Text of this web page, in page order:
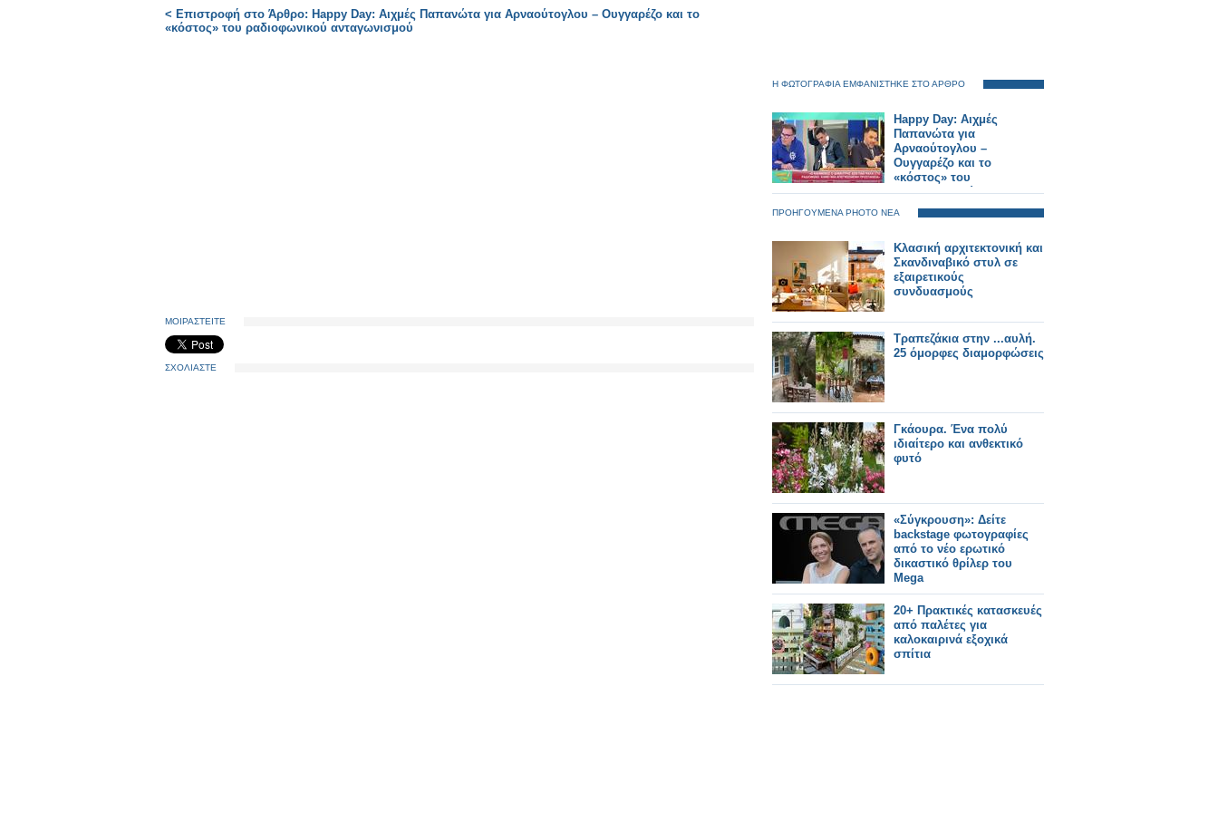
< Επιστροφή στο Άρθρο: Happy Day: Αιχμές Παπανώτα για Αρναούτογλου – Ουγγαρέζο και το
«κόστος» του ραδιοφωνικού ανταγωνισμού
ΜΟΙΡΑΣΤΕΙΤΕ
ΣΧΟΛΙΑΣΤΕ
Η ΦΩΤΟΓΡΑΦΙΑ ΕΜΦΑΝΙΣΤΗΚΕ ΣΤΟ ΑΡΘΡΟ
Happy Day: Αιχμές
Παπανώτα για
Αρναούτογλου –
Ουγγαρέζο και το
«κόστος» του
ραδιοφωνικού
ανταγωνισμού
ΠΡΟΗΓΟΥΜΕΝΑ PHOTO ΝΕΑ
Κλασική αρχιτεκτονική και
Σκανδιναβικό στυλ σε
εξαιρετικούς
συνδυασμούς
Τραπεζάκια στην ...αυλή.
25 όμορφες διαμορφώσεις
Γκάουρα. Ένα πολύ
ιδιαίτερο και ανθεκτικό
φυτό
«Σύγκρουση»: Δείτε
backstage φωτογραφίες
από το νέο ερωτικό
δικαστικό θρίλερ του
Mega
20+ Πρακτικές κατασκευές
από παλέτες για
καλοκαιρινά εξοχικά
σπίτια